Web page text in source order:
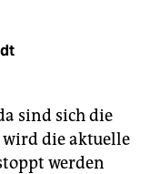
sind sich die
die aktuelle
werden